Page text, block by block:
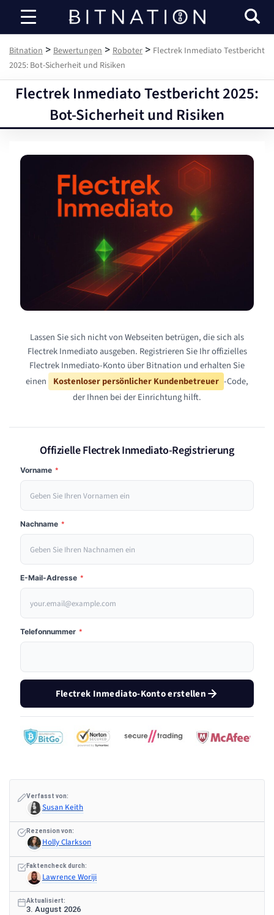
Bitnation
Bitnation > Bewertungen > Roboter > Flectrek Inmediato Testbericht
2025: Bot-Sicherheit und Risiken
Flectrek Inmediato Testbericht 2025:
Bot-Sicherheit und Risiken
Lassen Sie sich nicht von Webseiten betrügen, die sich als
Flectrek Inmediato ausgeben. Registrieren Sie Ihr offizielles
Flectrek Inmediato-Konto über Bitnation und erhalten Sie
einen
Kostenloser persönlicher Kundenbetreuer -Code,
der Ihnen bei der Einrichtung hilft.
Offizielle Flectrek Inmediato-Registrierung
Vorname *
Nachname *
E-Mail-Adresse *
Telefonnummer *
Flectrek Inmediato-Konto erstellen
Verfasst von:
Susan Keith
Rezension von:
Holly Clarkson
Faktencheck durch:
Lawrence Woriji
Aktualisiert:
3. August 2026